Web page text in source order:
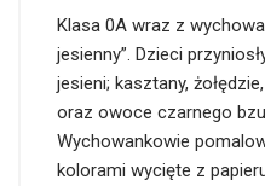
Klasa 0A wraz z
jesienny”. Dzieci
jesieni; kasztany,
oraz owoce czarnego
Wychowankowie
kolorami wycięte z